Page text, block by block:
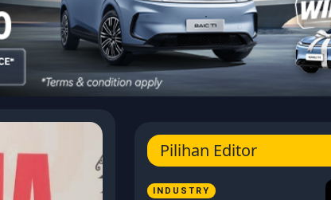
Pilihan Editor
INDUSTRY